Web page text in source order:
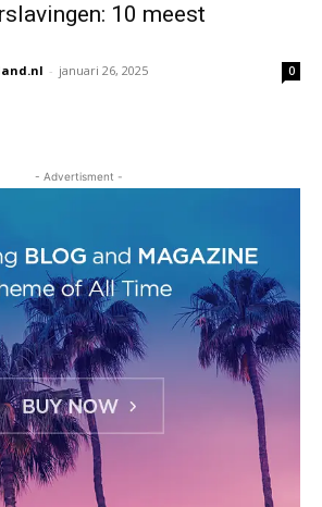
10 meest
- januari 26, 2025 0
- Advertisment -